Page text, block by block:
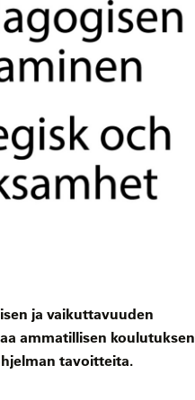
ja vaikuttavuuden
ammatillisen koulutuksen
tavoitteita.